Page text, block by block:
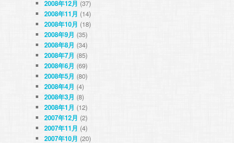
2008年12月 (37)
2008年11月 (14)
2008年10月 (18)
2008年9月 (35)
2008年8月 (34)
2008年7月 (85)
2008年6月 (69)
2008年5月 (80)
2008年4月 (4)
2008年3月 (8)
2008年1月 (12)
2007年12月 (2)
2007年11月 (4)
2007年10月 (20)